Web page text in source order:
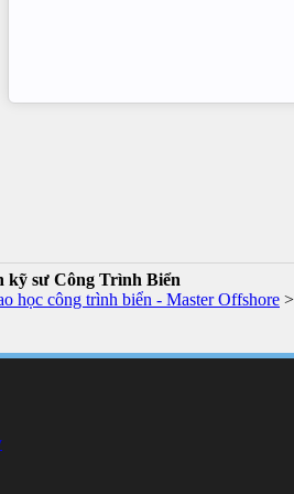
kỹ sư Công Trình Biển
học công trình biển - Master Offshore >